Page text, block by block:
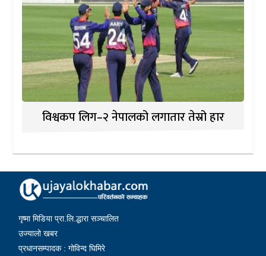
विश्वकप लिग–२ नेपालको लगातार तेस्रो हार
गृष्मा मिडिया प्रा.लि.द्धारा सञ्चालित
उज्यालो खबर
प्रधानसम्पादक : गोविन्द घिमिरे